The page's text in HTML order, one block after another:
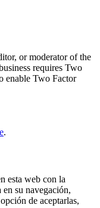
or moderator of the
requires Two
enable Two Factor
.
esta web con la
su navegación,
de aceptarlas,